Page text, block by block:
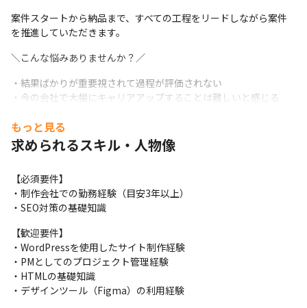
案件スタートから納品まで、すべての工程をリードしながら案件
を推進していただきます。
＼こんな悩みありませんか？／
・結果ばかりが重要視されて過程が評価されない
・今の会社で大幅にキャリアアップすることは難しいと感じる
い
・クライアントと制作現場の板挟みになってしまう
・キャリアアップしていく未来が見えない
＼KURO HOLDINGSならではの魅力／
■プロジェクトの全てを決められる裁量の多さ
分で考えるベストプラクティスを提案したり、新しい技術にチャ
レンジできる機会も多くあります。責任重大ですが、裁量をもっ
てプロジェクトを推進できるポジションです。
■直案件多数・自社制作
もっと見る
求められるスキル・人物像
【必須要件】
・制作会社での勤務経験（目安3年以上）
・SEO対策の基礎知識
【歓迎要件】
・WordPressを使用したサイト制作経験
・PMとしてのプロジェクト管理経験
・HTMLの基礎知識
・デザインツール（Figma）の利用経験